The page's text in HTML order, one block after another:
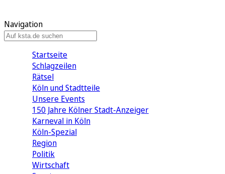
Navigation
Startseite
Schlagzeilen
Rätsel
Köln und Stadtteile
Unsere Events
150 Jahre Kölner Stadt-Anzeiger
Karneval in Köln
Köln-Spezial
Region
Politik
Wirtschaft